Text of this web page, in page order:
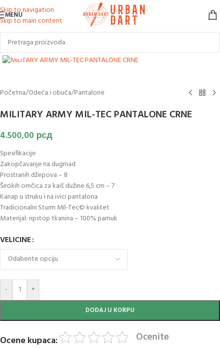
Skip to navigation
Skip to main content
MENU
Klikni za uvećanje slike
Početna/Odeća i obuća/Pantalone
MILITARY ARMY MIL-TEC PANTALONE CRNE
4.500,00 рсд
Spesifikacije
Zakopčavanje na dugmad
Prostranih džepova – 8
Širokih omčica za kaiš dužine 6,5 cm – 7
Kanap u struku i na ivici pantalona
Tradicionalni Sturm Mil-Tec© kvalitet
Materijal: ripstop tkanina – 100% pamuk
VELICINE
- +
DODAJ U KORPU
Ocene kupaca: Ocenite